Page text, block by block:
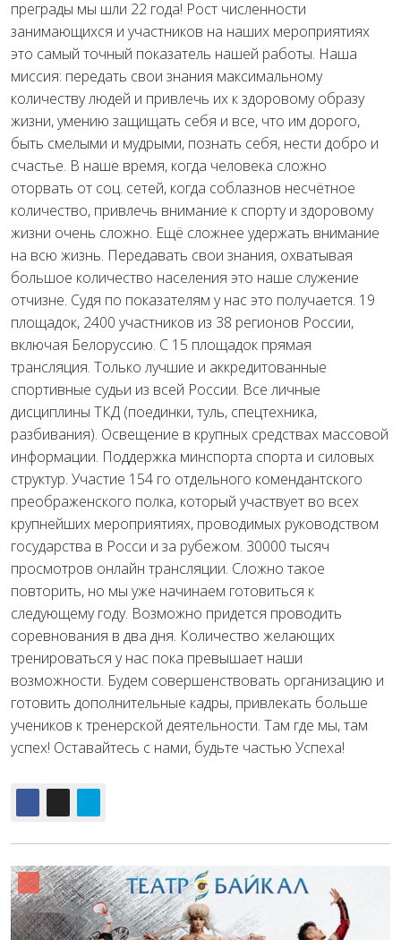
преграды мы шли 22 года! Рост численности
занимающихся и участников на наших мероприятиях
это самый точный показатель нашей работы. Наша
миссия: передать свои знания максимальному
количеству людей и привлечь их к здоровому образу
жизни, умению защищать себя и все, что им дорого,
быть смелыми и мудрыми, познать себя, нести добро и
счастье. В наше время, когда человека сложно
оторвать от соц. сетей, когда соблазнов несчётное
количество, привлечь внимание к спорту и здоровому
жизни очень сложно. Ещё сложнее удержать внимание
на всю жизнь. Передавать свои знания, охватывая
большое количество населения это наше служение
отчизне. Судя по показателям у нас это получается. 19
площадок, 2400 участников из 38 регионов России,
включая Белоруссию. С 15 площадок прямая
трансляция. Только лучшие и аккредитованные
спортивные судьи из всей России. Все личные
дисциплины ТКД (поединки, туль, спецтехника,
разбивания). Освещение в крупных средствах массовой
информации. Поддержка минспорта спорта и силовых
структур. Участие 154 го отдельного комендантского
преображенского полка, который участвует во всех
крупнейших мероприятиях, проводимых руководством
государства в Росси и за рубежом. 30000 тысяч
просмотров онлайн трансляции. Сложно такое
повторить, но мы уже начинаем готовиться к
следующему году. Возможно придется проводить
соревнования в два дня. Количество желающих
тренироваться у нас пока превышает наши
возможности. Будем совершенствовать организацию и
готовить дополнительные кадры, привлекать больше
учеников к тренерской деятельности. Там где мы, там
успех! Оставайтесь с нами, будьте частью Успеха!